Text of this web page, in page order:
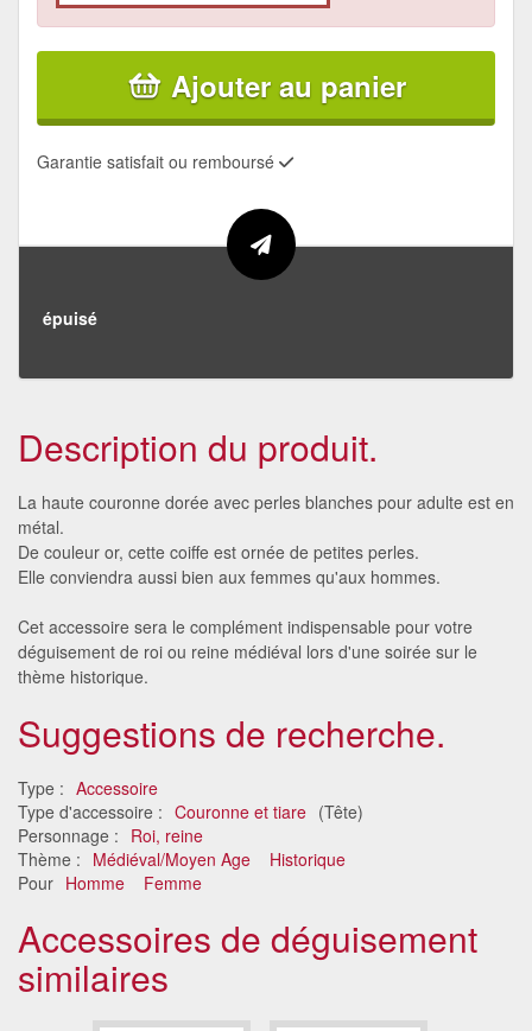
Ajouter au panier
Garantie satisfait ou remboursé
épuisé
Description du produit.
La haute couronne dorée avec perles blanches pour adulte est en
métal.
De couleur or, cette coiffe est ornée de petites perles.
Elle conviendra aussi bien aux femmes qu'aux hommes.
Cet accessoire sera le complément indispensable pour votre
déguisement de roi ou reine médiéval lors d'une soirée sur le
thème historique.
Suggestions de recherche.
Type : Accessoire
Type d'accessoire : Couronne et tiare (Tête)
Personnage : Roi, reine
Thème : Médiéval/Moyen Age
Historique
Pour Homme Femme
Accessoires de déguisement
similaires